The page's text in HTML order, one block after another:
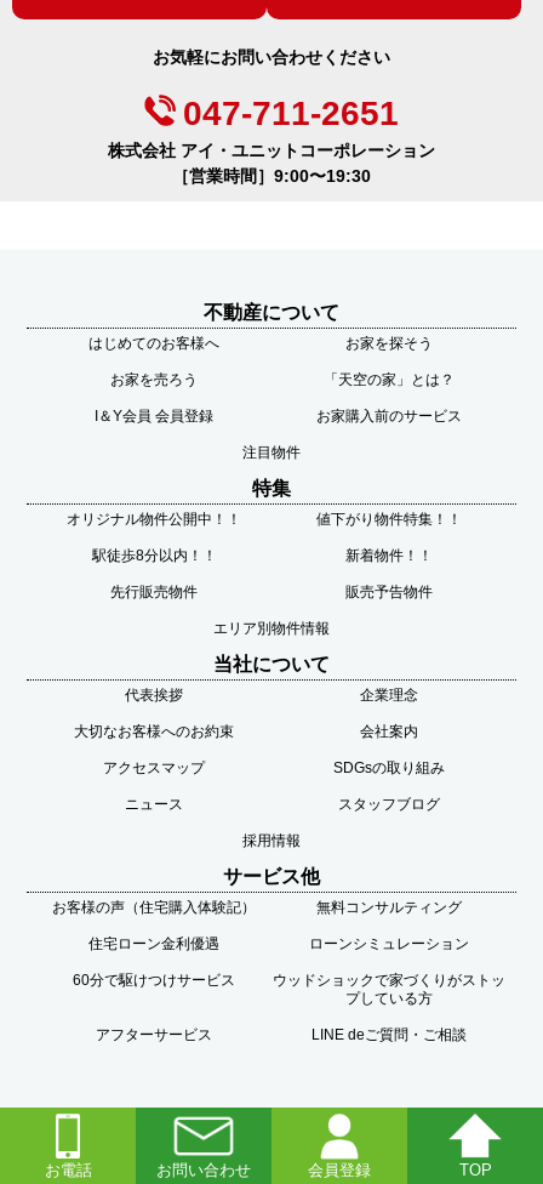
お気軽にお問い合わせください
047-711-2651
株式会社 アイ・ユニットコーポレーション
［営業時間］9:00〜19:30
不動産について
はじめてのお客様へ お家を探そう
お家を売ろう 「天空の家」とは？
I＆Y会員 会員登録 お家購入前のサービス
注目物件
特集
オリジナル物件公開中！！ 値下がり物件特集！！
駅徒歩8分以内！！ 新着物件！！
先行販売物件 販売予告物件
エリア別物件情報
当社について
代表挨拶 企業理念
大切なお客様へのお約束 会社案内
アクセスマップ SDGsの取り組み
ニュース スタッフブログ
採用情報
サービス他
お客様の声（住宅購入体験記） 無料コンサルティング
住宅ローン金利優遇 ローンシミュレーション
60分で駆けつけサービス
ウッドショックで家づくりがストッ
プしている方
アフターサービス LINE deご質問・ご相談
サイトマップ
個人情報の取扱いについて
お電話 お問い合わせ 会員登録 TOP